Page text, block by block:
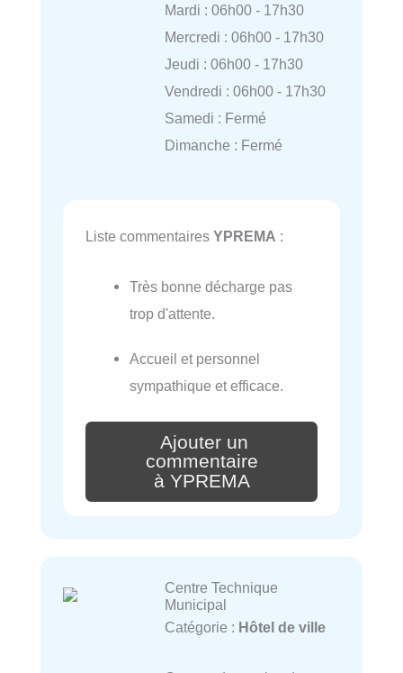
Mardi : 06h00 - 17h30
Mercredi : 06h00 - 17h30
Jeudi : 06h00 - 17h30
Vendredi : 06h00 - 17h30
Samedi : Fermé
Dimanche : Fermé
Liste commentaires YPREMA :
Très bonne décharge pas
trop d'attente.
Accueil et personnel
sympathique et efficace.
Ajouter un
commentaire
à YPREMA
Centre Technique
Municipal
Catégorie : Hôtel de ville